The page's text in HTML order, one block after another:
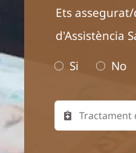
Ets
d'Assistència
Si
No